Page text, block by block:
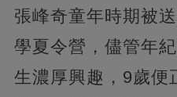
張峰奇童年時期被
學夏令營，儘管年
生濃厚興趣，9歲便